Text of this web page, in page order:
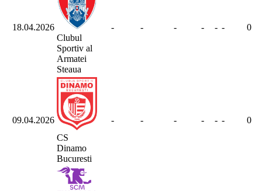
18.04.2026
Clubul
Sportiv al
Armatei
Steaua
- - - - - - 0
09.04.2026
CS
Dinamo
Bucuresti
- - - - - - 0